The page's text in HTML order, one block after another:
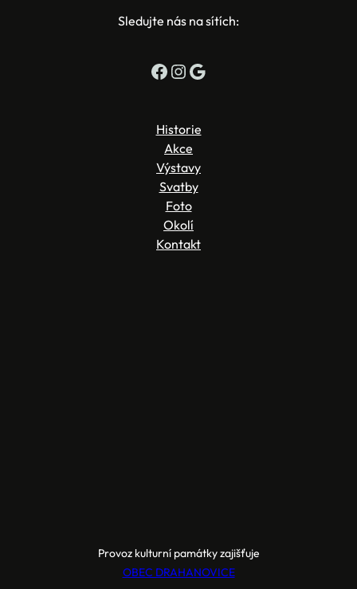
Sledujte nás na sítích:
Facebook Instagram Google
Historie
Akce
Výstavy
Svatby
Foto
Okolí
Kontakt
Provoz kulturní památky zajišťuje
OBEC DRAHANOVICE